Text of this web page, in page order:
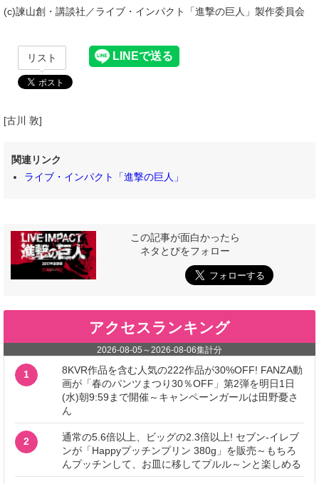
(c)諫山創・講談社／ライブ・インパクト「進撃の巨人」製作委員会
リスト
[古川 敦]
関連リンク
ライブ・インパクト「進撃の巨人」
この記事が面白かったら
ネタとぴをフォロー
アクセスランキング
2026-08-05 ～2026-08-06集計分
1
8KVR作品を含む人気の222作品が30%OFF! FANZA動
画が「春のパンツまつり30％OFF」第2弾を明日1日
(水)朝9:59まで開催～キャンペーンガールは田野憂さ
ん
2
通常の5.6倍以上、ビッグの2.3倍以上! セブン‐イレブ
ンが「Happyプッチンプリン 380g」を販売～もちろ
んプッチンして、お皿に移してプルル～ンと楽しめる